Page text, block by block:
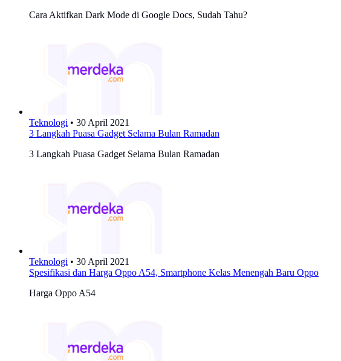
Cara Aktifkan Dark Mode di Google Docs, Sudah Tahu?
Teknologi • 30 April 2021
3 Langkah Puasa Gadget Selama Bulan Ramadan
3 Langkah Puasa Gadget Selama Bulan Ramadan
Teknologi • 30 April 2021
Spesifikasi dan Harga Oppo A54, Smartphone Kelas Menengah Baru Oppo
Harga Oppo A54